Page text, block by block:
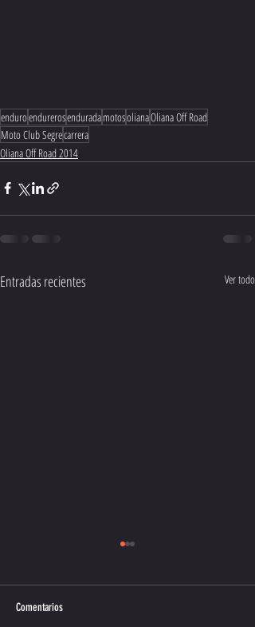
enduroendurerosenduradamotosolianaOliana Off Road
Moto Club Segrecarrera
Oliana Off Road 2014
Entradas recientes Ver todo
Muchas gracias
Comentarios